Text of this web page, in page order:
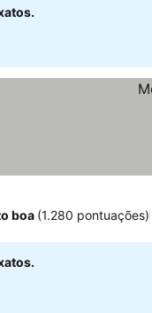
boa (1.280 pontuações)